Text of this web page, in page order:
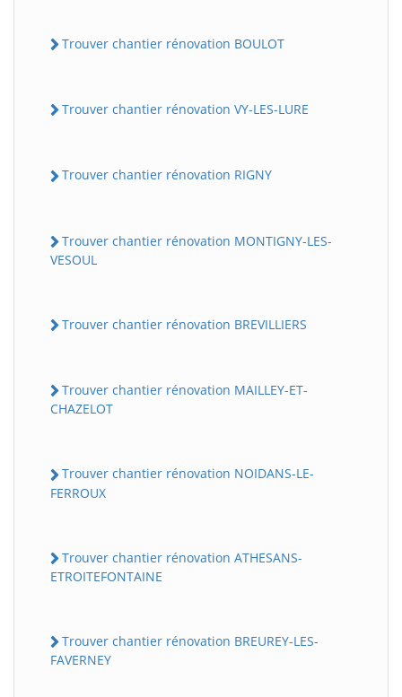
Trouver chantier rénovation BOULOT
Trouver chantier rénovation VY-LES-LURE
Trouver chantier rénovation RIGNY
Trouver chantier rénovation MONTIGNY-LES-
VESOUL
Trouver chantier rénovation BREVILLIERS
Trouver chantier rénovation MAILLEY-ET-
CHAZELOT
Trouver chantier rénovation NOIDANS-LE-
FERROUX
Trouver chantier rénovation ATHESANS-
ETROITEFONTAINE
Trouver chantier rénovation BREUREY-LES-
FAVERNEY